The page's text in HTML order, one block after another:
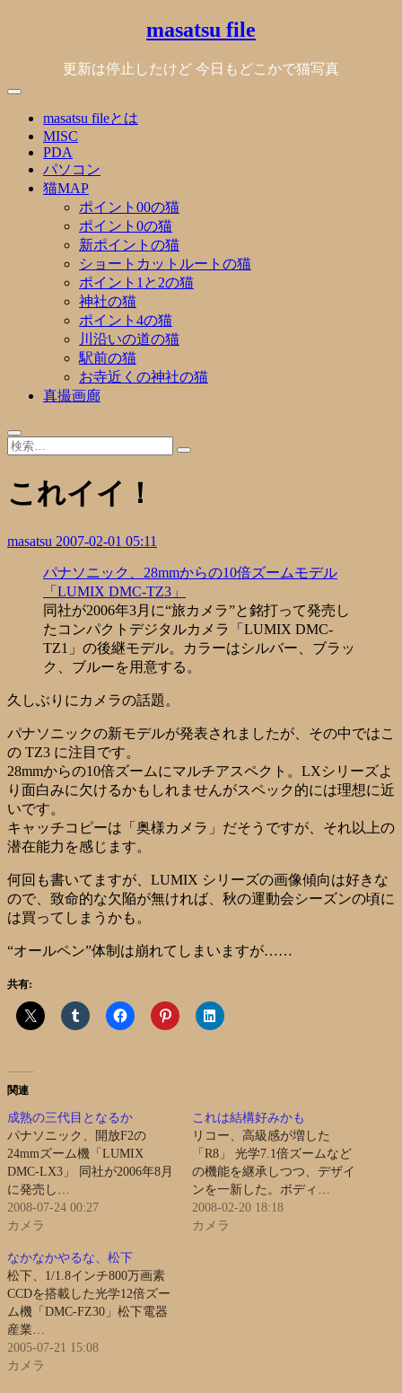
masatsu file
更新は停止したけど 今日もどこかで猫写真
masatsu fileとは
MISC
PDA
パソコン
猫MAP
ポイント00の猫
ポイント0の猫
新ポイントの猫
ショートカットルートの猫
ポイント1と2の猫
神社の猫
ポイント4の猫
川沿いの道の猫
駅前の猫
お寺近くの神社の猫
真撮画廊
これイイ！
masatsu 2007-02-01 05:11
パナソニック、28mmからの10倍ズームモデル
「LUMIX DMC-TZ3」
同社が2006年3月に“旅カメラ”と銘打って発売し
たコンパクトデジタルカメラ「LUMIX DMC-
TZ1」の後継モデル。カラーはシルバー、ブラッ
ク、ブルーを用意する。
久しぶりにカメラの話題。
パナソニックの新モデルが発表されましたが、その中ではこ
の TZ3 に注目です。
28mmからの10倍ズームにマルチアスペクト。LXシリーズよ
り面白みに欠けるかもしれませんがスペック的には理想に近
いです。
キャッチコピーは「奥様カメラ」だそうですが、それ以上の
潜在能力を感じます。
何回も書いてますが、LUMIX シリーズの画像傾向は好きな
ので、致命的な欠陥が無ければ、秋の運動会シーズンの頃に
は買ってしまうかも。
“オールペン”体制は崩れてしまいますが……
共有:
関連
成熟の三代目となるか
パナソニック、開放F2の
24mmズーム機「LUMIX
DMC-LX3」 同社が2006年8月
に発売し…
2008-07-24 00:27
カメラ
これは結構好みかも
リコー、高級感が増した
「R8」 光学7.1倍ズームなど
の機能を継承しつつ、デザイ
ンを一新した。ボディ…
2008-02-20 18:18
カメラ
なかなかやるな、松下
松下、1/1.8インチ800万画素
CCDを搭載した光学12倍ズー
ム機「DMC-FZ30」松下電器
産業…
2005-07-21 15:08
カメラ